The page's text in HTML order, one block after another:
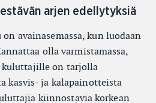
arjen edellytyksiä
avainasemassa, kun luodaan
olla varmistamassa,
kuluttajille on tarjolla
kasvis- ja kalapainotteista
kiinnostavia korkean